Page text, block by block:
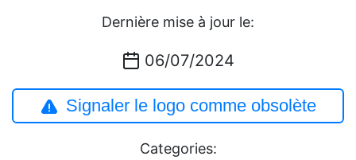
Dernière mise à jour le:
06/07/2024
Signaler le logo comme obsolète
Categories: